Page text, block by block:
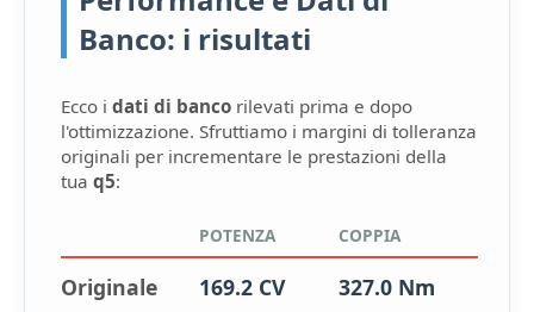
Banco: i risultati
Ecco i dati di banco rilevati prima e dopo
l'ottimizzazione. Sfruttiamo i margini di tolleranza
originali per incrementare le prestazioni della
tua q5:
POTENZA COPPIA
Originale 169.2 CV 327.0 Nm